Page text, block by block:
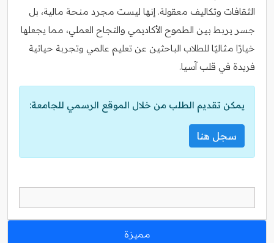
الثقافات وتكاليف معقولة. إنها ليست مجرد منحة مالية، بل
جسر يربط بين الطموح الأكاديمي والنجاح العملي، مما يجعلها
خيارًا مثاليًا للطلاب الباحثين عن تعليم عالمي وتجربة حياتية
فريدة في قلب آسيا.
يمكن تقديم الطلب من خلال الموقع الرسمي للجامعة:
سجل هنا
مميزة